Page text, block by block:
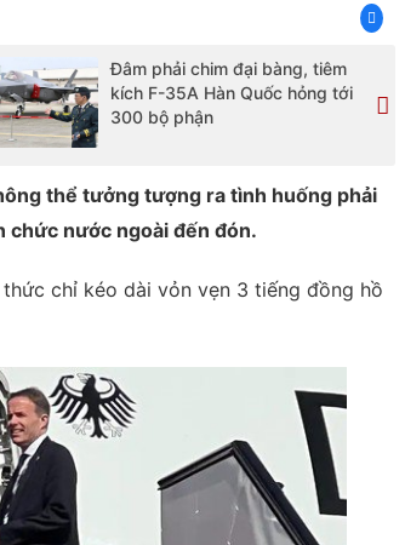
Đâm phải chim đại bàng, tiêm
kích F-35A Hàn Quốc hỏng tới
300 bộ phận
thể tưởng tượng ra tình huống phải
chức nước ngoài đến đón.
chỉ kéo dài vỏn vẹn 3 tiếng đồng hồ